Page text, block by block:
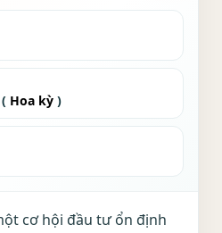
( Hoa kỳ )
cơ hội đầu tư ổn định